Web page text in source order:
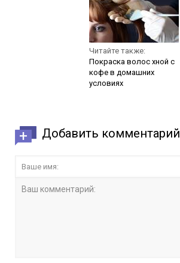
Читайте также:
Покраска волос хной с
кофе в домашних
условиях
Добавить комментарий